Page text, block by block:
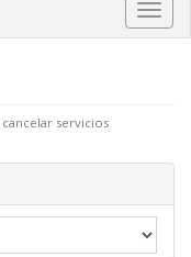
servicios